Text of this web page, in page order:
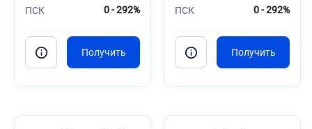
ПСК 0 - 292% ПСК 0 - 292%